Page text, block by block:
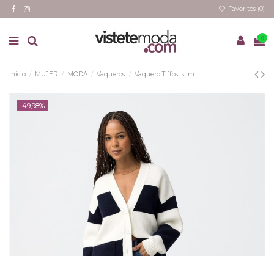
Favoritos (0)
0
Inicio MUJER MODA Vaqueros Vaquero Tiffosi slim
-49,98%